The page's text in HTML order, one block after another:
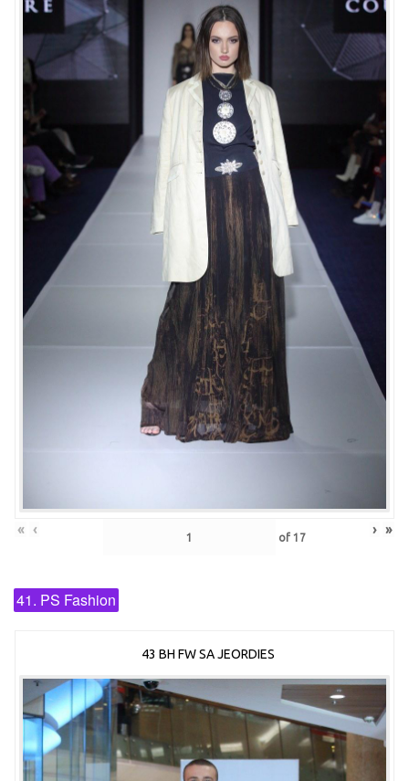
« ‹ of 17 › »
41. PS Fashion
43 BH FW SA JEORDIES